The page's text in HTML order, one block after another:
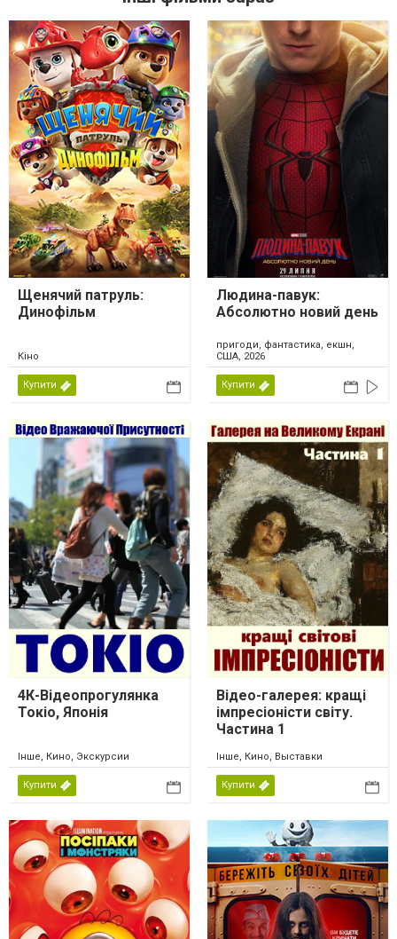
Щенячий патруль:
Динофільм
Кіно
Купити
Людина-павук:
Абсолютно новий день
пригоди, фантастика, екшн,
США, 2026
Купити
4К-Відеопрогулянка
Токіо, Японія
Інше, Кино, Экскурсии
Купити
Відео-галерея: кращі
імпресіоністи світу.
Частина 1
Інше, Кино, Выставки
Купити